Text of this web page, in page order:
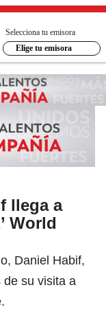
Selecciona tu emisora
Elige tu emisora
llega a
World
Daniel Habif,
su visita a